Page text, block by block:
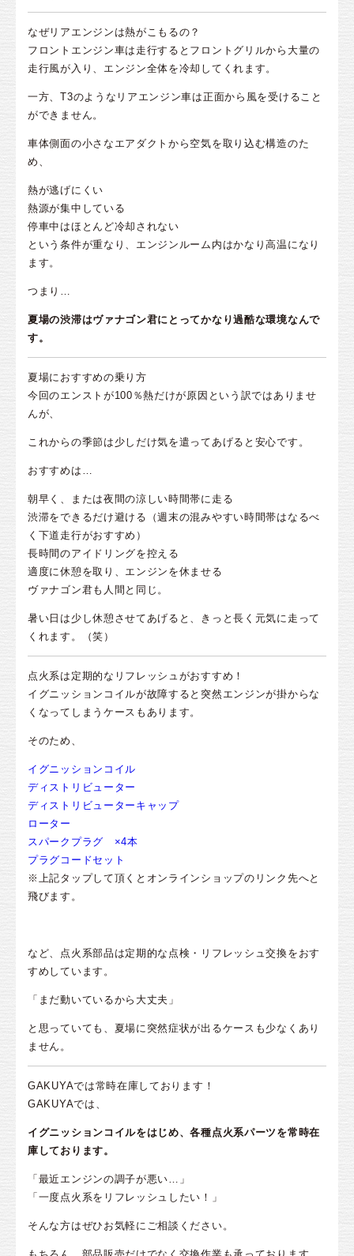
なぜリアエンジンは熱がこもるの？
フロントエンジン車は走行するとフロントグリルから大量の
走行風が入り、エンジン全体を冷却してくれます。
一方、T3のようなリアエンジン車は正面から風を受けること
ができません。
車体側面の小さなエアダクトから空気を取り込む構造のた
め、
熱が逃げにくい
熱源が集中している
停車中はほとんど冷却されない
という条件が重なり、エンジンルーム内はかなり高温になり
ます。
つまり…
夏場の渋滞はヴァナゴン君にとってかなり過酷な環境なんで
す。
夏場におすすめの乗り方
今回のエンストが100％熱だけが原因という訳ではありませ
んが、
これからの季節は少しだけ気を遣ってあげると安心です。
おすすめは…
朝早く、または夜間の涼しい時間帯に走る
渋滞をできるだけ避ける（週末の混みやすい時間帯はなるべ
く下道走行がおすすめ）
長時間のアイドリングを控える
適度に休憩を取り、エンジンを休ませる
ヴァナゴン君も人間と同じ。
暑い日は少し休憩させてあげると、きっと長く元気に走って
くれます。（笑）
点火系は定期的なリフレッシュがおすすめ！
イグニッションコイルが故障すると突然エンジンが掛からな
くなってしまうケースもあります。
そのため、
イグニッションコイル
ディストリビューター
ディストリビューターキャップ
ローター
スパークプラグ ×4本
プラグコードセット
※上記タップして頂くとオンラインショップのリンク先へと
飛びます。
など、点火系部品は定期的な点検・リフレッシュ交換をおす
すめしています。
「まだ動いているから大丈夫」
と思っていても、夏場に突然症状が出るケースも少なくあり
ません。
GAKUYAでは常時在庫しております！
GAKUYAでは、
イグニッションコイルをはじめ、各種点火系パーツを常時在
庫しております。
「最近エンジンの調子が悪い…」
「一度点火系をリフレッシュしたい！」
そんな方はぜひお気軽にご相談ください。